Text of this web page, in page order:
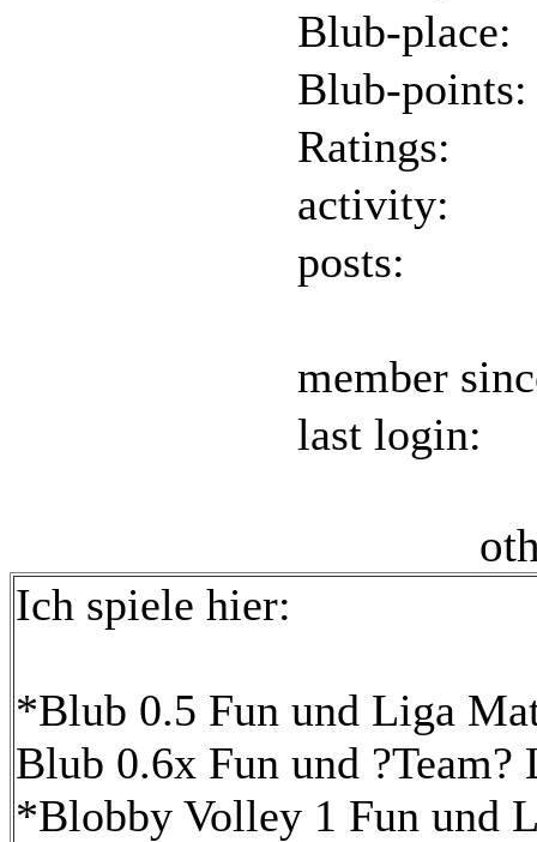
Blub-place:
Blub-points:
Ratings:
activity:
posts:
member
last login:
Ich spiele hier:
*Blub 0.5 Fun und Liga
Blub 0.6x Fun und ?Team?
*Blobby Volley 1 Fun und